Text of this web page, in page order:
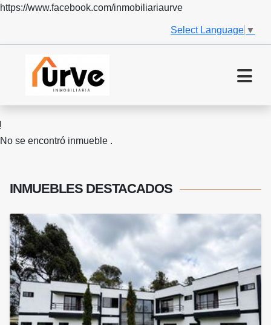
https://www.facebook.com/inmobiliariaurve
Select Language ▼
No se encontró inmueble .
INMUEBLES DESTACADOS